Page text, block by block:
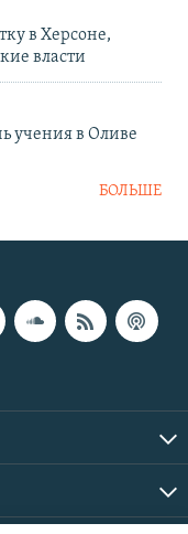
в Херсоне,
власти
учения в Оливе
БОЛЬШЕ